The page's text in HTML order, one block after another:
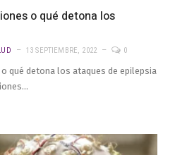
o qué detona los
13 SEPTIEMBRE, 2022 0
qué detona los ataques de epilepsia